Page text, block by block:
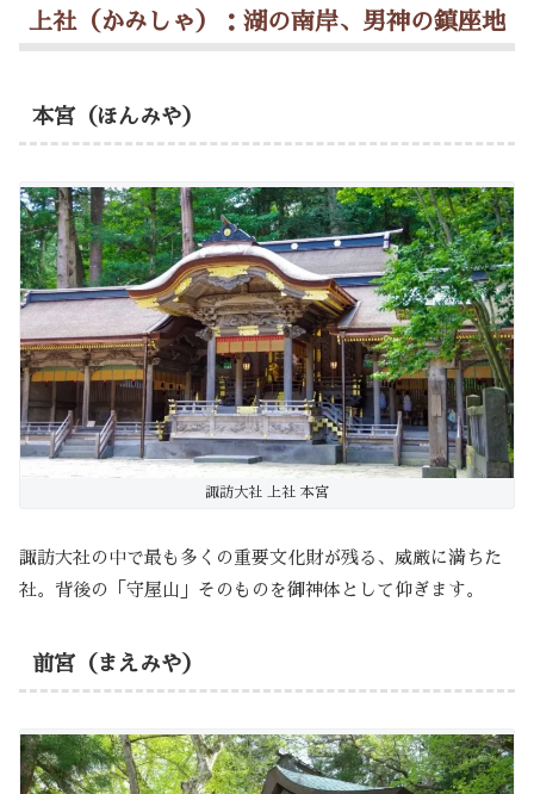
上社（かみしゃ）：湖の南岸、男神の鎮座地
本宮（ほんみや）
諏訪大社 上社 本宮
諏訪大社の中で最も多くの重要文化財が残る、威厳に満ちた
社。背後の「守屋山」そのものを御神体として仰ぎます。
前宮（まえみや）